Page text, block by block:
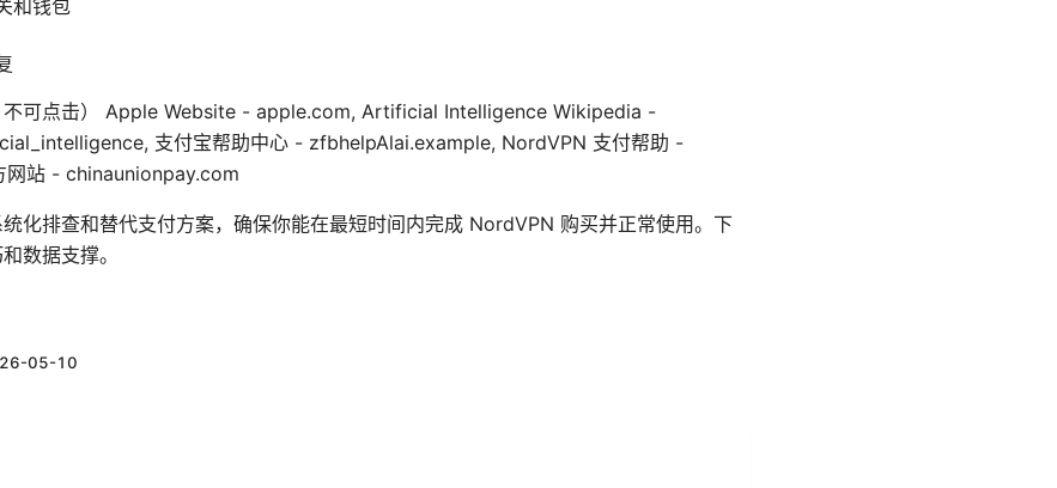
和钱包
不可点击） Apple Website - apple.com, Artificial Intelligence Wikipedia -
支付宝帮助中心 - zfbhelpAlai.example, NordVPN 支付帮助 -
站 - chinaunionpay.com
化排查和替代支付方案，确保你能在最短时间内完成 NordVPN 购买并正常使用。下
数据支撑。
05-10